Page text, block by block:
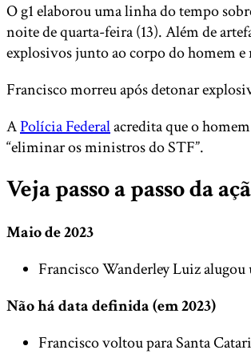
O g1 elaborou uma linha do tempo
noite de quarta-feira (13). Além de
explosivos junto ao corpo do homem e
Francisco morreu após detonar
APolícia Federalacredita que o
“eliminar os ministros do STF”.
Veja passo a passo da
Maio de 2023
Francisco Wanderley Luiz
Não há data definida (em 2023)
Francisco voltou para Santa